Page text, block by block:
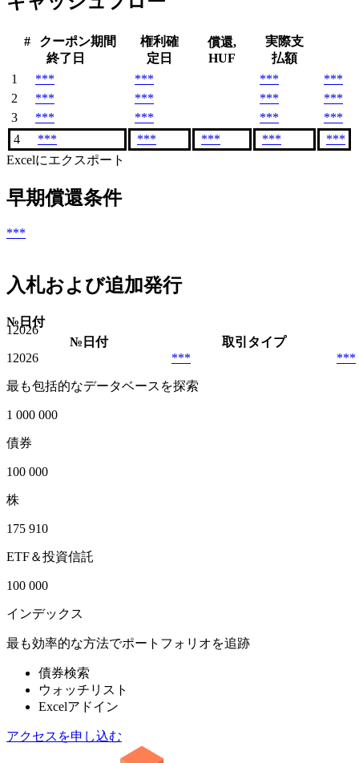
#
クーポン期間
終了日
権利確
定日
償還,
HUF
実際支
払額
1
*** *** ***
***
2
*** *** ***
***
3
*** *** ***
***
4
*** *** *** ***
***
Excelにエクスポート
早期償還条件
***
入札および追加発行
№ 日付
12026
№ 日付
取引タイプ
1 2026 *** ***
最も包括的なデータベースを探索
1 000 000
債券
100 000
株
175 910
ETF＆投資信託
100 000
インデックス
最も効率的な方法でポートフォリオを追跡
債券検索
ウォッチリスト
Excelアドイン
アクセスを申し込む